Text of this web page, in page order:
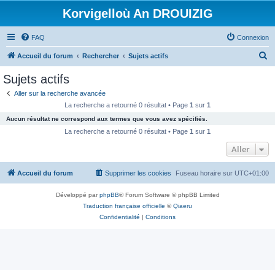
Korvigelloù An DROUIZIG
FAQ Connexion
Accueil du forum Rechercher Sujets actifs
c
e
Sujets actifs
Aller sur la recherche avancée
La recherche a retourné 0 résultat • Page 1 sur 1
Aucun résultat ne correspond aux termes que vous avez spécifiés.
La recherche a retourné 0 résultat • Page 1 sur 1
Aller
Accueil du forum Fuseau horaire sur UTC+01:00
Supprimer les cookies
Développé parphpBB® Forum Software © phpBB Limited
Traduction française officielle ©Qiaeru
Confidentialité | Conditions